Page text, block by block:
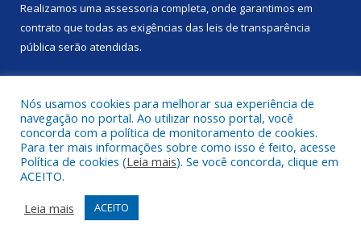
Realizamos uma assessoria completa, onde garantimos em
contrato que todas as exigências das leis de transparência
pública serão atendidas.
Todos os direitos reservados a Prefeitura Municipal de Anapu.
Mapa do Site
Acessar Área Administrativa
Acessar Webmail
Nós usamos cookies para melhorar sua experiência de
navegação no portal. Ao utilizar nosso portal, você
concorda com a política de monitoramento de cookies.
Para ter mais informações sobre como isso é feito, acesse
Política de cookies (Leia mais). Se você concorda, clique em
ACEITO.
Leia mais
ACEITO